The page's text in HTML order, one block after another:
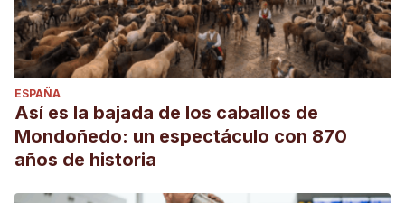
pueblos-fantasmas-mas-increibles-y-espeluznantes-de-
todo-el-mundo/
De Japón a Argentina: cuatro pueblos del mundo con un
solo habitante. Clarín.
https://www.clarin.com/viajes/pueblos-mundo-solo-
habitante-argentino_0_HyZnvxo_M.html
ESPAÑA
Así es la bajada de los caballos de
Mondoñedo: un espectáculo con 870
años de historia